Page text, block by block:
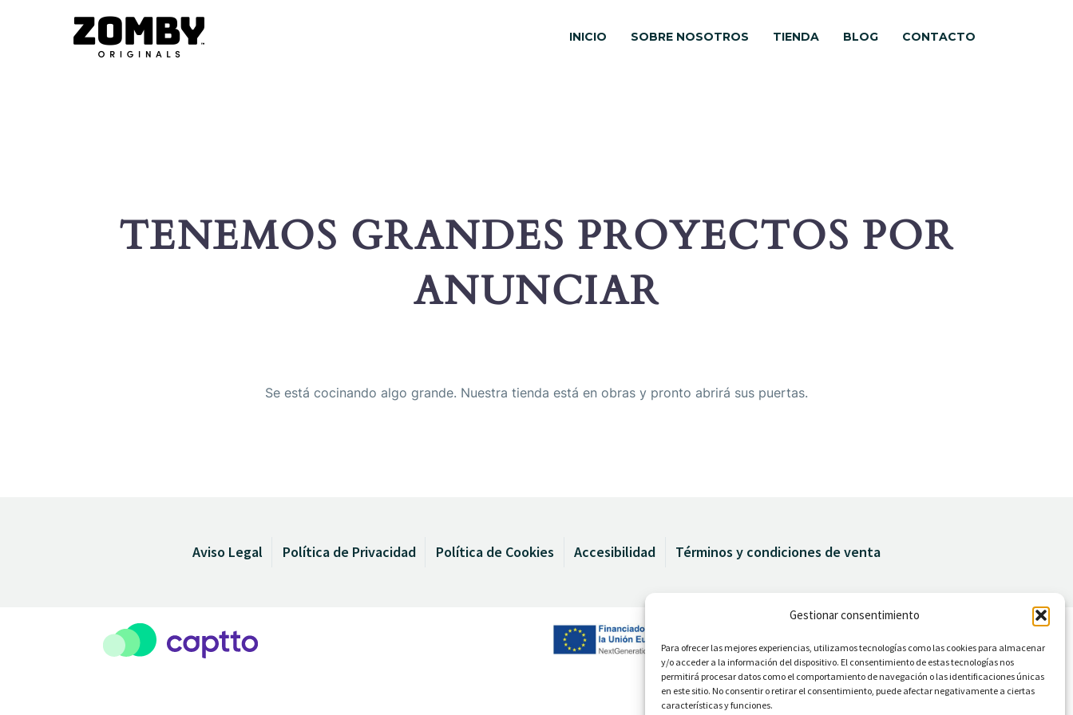
Gestionar consentimiento
Para ofrecer las mejores experiencias, utilizamos tecnologías como las cookies para almacenar
y/o acceder a la información del dispositivo. El consentimiento de estas tecnologías nos
permitirá procesar datos como el comportamiento de navegación o las identificaciones únicas
en este sitio. No consentir o retirar el consentimiento, puede afectar negativamente a ciertas
características y funciones.
INICIO SOBRE NOSOTROS TIENDA BLOG CONTACTO
TENEMOS GRANDES PROYECTOS POR
ANUNCIAR
Se está cocinando algo grande. Nuestra tienda está en obras y pronto abrirá sus puertas.
Aviso Legal Política de Privacidad Política de Cookies Accesibilidad Términos y condiciones de venta